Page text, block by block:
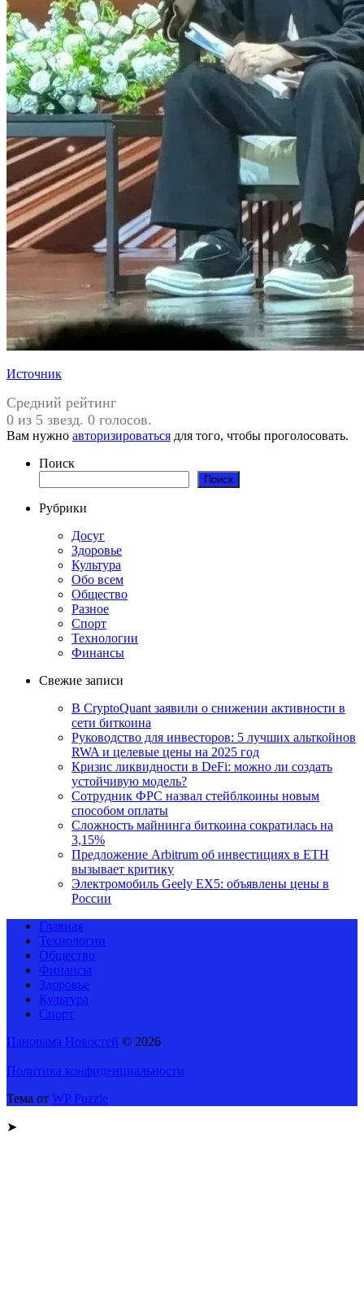
Источник
Средний рейтинг
0 из 5 звезд. 0 голосов.
Вам нужно авторизироваться для того, чтобы проголосовать.
Поиск
Поиск
Рубрики
Досуг
Здоровье
Культура
Обо всем
Общество
Разное
Спорт
Технологии
Финансы
Свежие записи
В CryptoQuant заявили о снижении активности в
сети биткоина
Руководство для инвесторов: 5 лучших альткойнов
RWA и целевые цены на 2025 год
Кризис ликвидности в DeFi: можно ли создать
устойчивую модель?
Сотрудник ФРС назвал стейблкоины новым
способом оплаты
Сложность майнинга биткоина сократилась на
3,15%
Предложение Arbitrum об инвестициях в ETH
вызывает критику
Электромобиль Geely EX5: объявлены цены в
России
Главная
Технологии
Общество
Финансы
Здоровье
Культура
Спорт
Панорама Новостей © 2026
Политика конфиденциальности
Тема от WP Puzzle
➤